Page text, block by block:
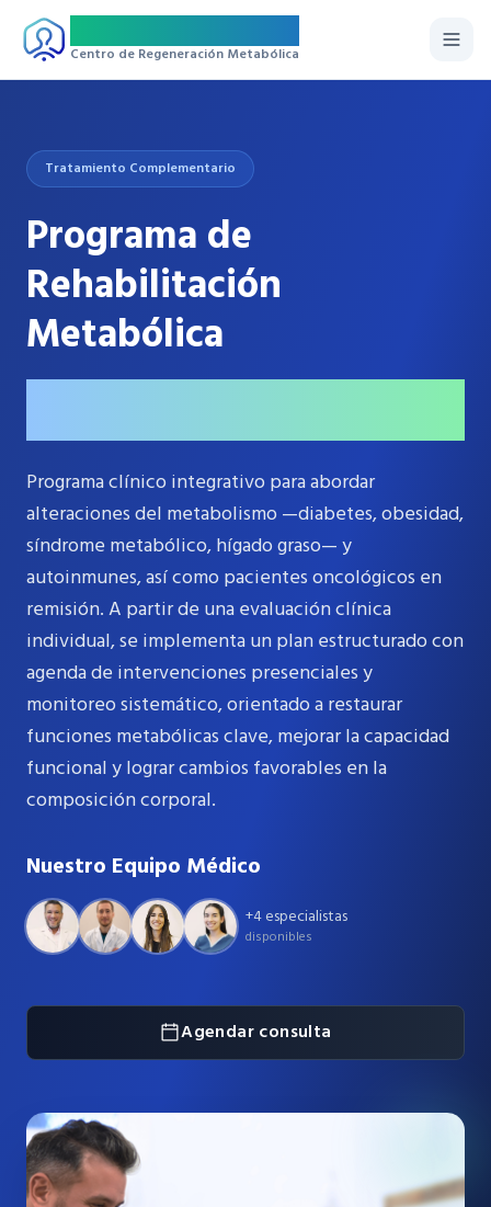
Centro de Regeneración Metabólica
Tratamiento Complementario
Programa de
Rehabilitación
Metabólica
Programa clínico integrativo para abordar
alteraciones del metabolismo —diabetes, obesidad,
síndrome metabólico, hígado graso— y
autoinmunes, así como pacientes oncológicos en
remisión. A partir de una evaluación clínica
individual, se implementa un plan estructurado con
agenda de intervenciones presenciales y
monitoreo sistemático, orientado a restaurar
funciones metabólicas clave, mejorar la capacidad
funcional y lograr cambios favorables en la
composición corporal.
Nuestro Equipo Médico
+4 especialistas
disponibles
Agendar consulta